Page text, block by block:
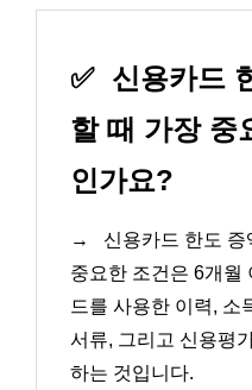
✅ 신용카드
할 때 가장 중
인가요?
→
신용카드 한도
중요한 조건은 6개월
드를 사용한 이력, 소
서류, 그리고 신용평
하는 것입니다.